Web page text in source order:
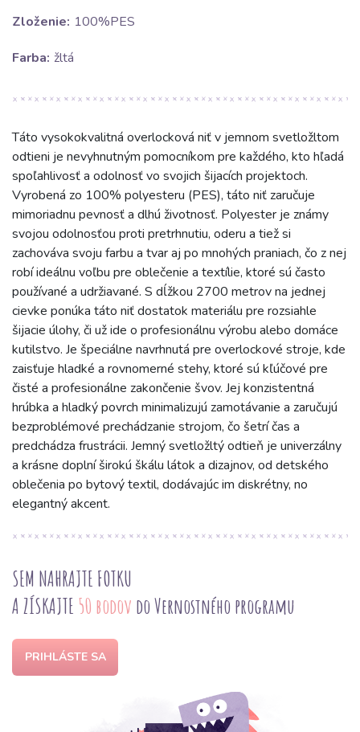
Zloženie: 100%PES
Farba: žltá
Táto vysokokvalitná overlocková niť v jemnom svetložltom
odtieni je nevyhnutným pomocníkom pre každého, kto hľadá
spoľahlivosť a odolnosť vo svojich šijacích projektoch.
Vyrobená zo 100% polyesteru (PES), táto niť zaručuje
mimoriadnu pevnosť a dlhú životnosť. Polyester je známy
svojou odolnosťou proti pretrhnutiu, oderu a tiež si
zachováva svoju farbu a tvar aj po mnohých praniach, čo z nej
robí ideálnu voľbu pre oblečenie a textílie, ktoré sú často
používané a udržiavané. S dĺžkou 2700 metrov na jednej
cievke ponúka táto niť dostatok materiálu pre rozsiahle
šijacie úlohy, či už ide o profesionálnu výrobu alebo domáce
kutilstvo. Je špeciálne navrhnutá pre overlockové stroje, kde
zaisťuje hladké a rovnomerné stehy, ktoré sú kľúčové pre
čisté a profesionálne zakončenie švov. Jej konzistentná
hrúbka a hladký povrch minimalizujú zamotávanie a zaručujú
bezproblémové prechádzanie strojom, čo šetrí čas a
predchádza frustrácii. Jemný svetložltý odtieň je univerzálny
a krásne doplní širokú škálu látok a dizajnov, od detského
oblečenia po bytový textil, dodávajúc im diskrétny, no
elegantný akcent.
SEM NAHRAJTE FOTKU
A ZÍSKAJTE 50 bodov do Vernostného programu
PRIHLÁSTE SA